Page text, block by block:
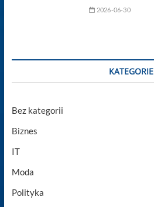
2026-06-30
KATEGORIE
Bez kategorii
Biznes
IT
Moda
Polityka